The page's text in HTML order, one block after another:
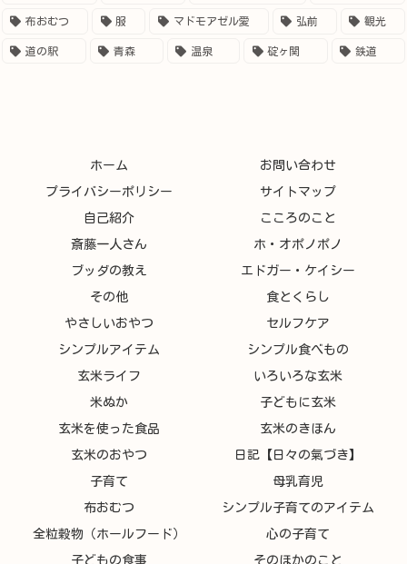
布おむつ 服 マドモアゼル愛 弘前 観光
道の駅 青森 温泉 碇ヶ関 鉄道
ホーム お問い合わせ
プライバシーポリシー サイトマップ
自己紹介 こころのこと
斎藤一人さん ホ・オポノポノ
ブッダの教え エドガー・ケイシー
その他 食とくらし
やさしいおやつ セルフケア
シンプルアイテム シンプル食べもの
玄米ライフ いろいろな玄米
米ぬか 子どもに玄米
玄米を使った食品 玄米のきほん
玄米のおやつ 日記【日々の氣づき】
子育て 母乳育児
布おむつ シンプル子育てのアイテム
全粒穀物（ホールフード） 心の子育て
子どもの食事 そのほかのこと